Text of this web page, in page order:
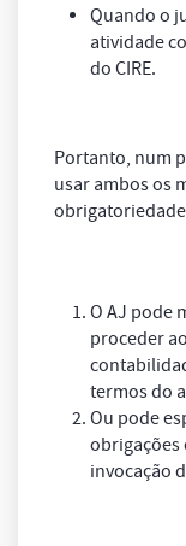
Quando o
atividade
do CIRE.
Portanto, num
usar ambos os
obrigatoriedade
O AJ pode
proceder
termos do
Ou pode
obrigações
invocação